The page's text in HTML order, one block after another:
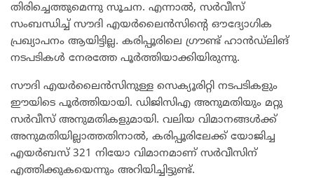
തിരിച്ചെത്തുമെന്നു സൂചന. എന്നാൽ, സർവീസ്
സംബന്ധിച്ച് സൗദി എയർലൈൻസിന്റെ ഔദ്യോഗിക
പ്രഖ്യാപനം ആയിട്ടില്ല. കരിപ്പൂരിലെ ഗ്രൗണ്ട് ഹാൻഡ്‌ലിങ്
നടപടികൾ നേരത്തേ പൂർത്തിയാക്കിയിരുന്നു.
സൗദി എയർലൈൻസിനുള്ള സെക്യൂരിറ്റി നടപടികളും
ഈയിടെ പൂർത്തിയായി. ഡിജിസിഎ അനുമതിയും മറ്റു
സർവീസ് അനുമതികളുമായി. വലിയ വിമാനങ്ങൾക്ക്
അനുമതിയില്ലാത്തതിനാൽ, കരിപ്പൂരിലേക്ക് യോജിച്ച
എയർബസ് 321 നിയോ വിമാനമാണ് സർവീസിന്
എത്തിക്കുകയെന്നും അറിയിച്ചിട്ടുണ്ട്.